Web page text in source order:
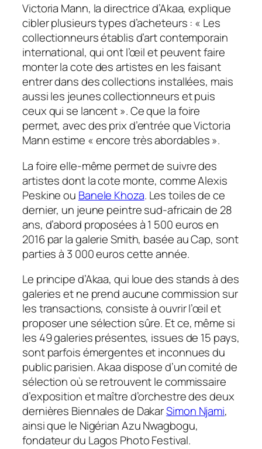
Victoria Mann, la directrice d’Akaa, explique
cibler plusieurs types d’acheteurs : « Les
collectionneurs établis d’art contemporain
international, qui ont l’œil et peuvent faire
monter la cote des artistes en les faisant
entrer dans des collections installées, mais
aussi les jeunes collectionneurs et puis
ceux qui se lancent». Ce que la foire
permet, avec des prix d’entrée que Victoria
Mann estime «encore très abordables».
La foire elle-même permet de suivre des
artistes dont la cote monte, comme Alexis
Peskine ou Banele Khoza. Les toiles de ce
dernier, un jeune peintre sud-africain de 28
ans, d’abord proposées à 1 500 euros en
2016 par la galerie Smith, basée au Cap, sont
parties à 3 000 euros cette année.
Le principe d’Akaa, qui loue des stands à des
galeries et ne prend aucune commission sur
les transactions, consiste à ouvrir l’œil et
proposer une sélection sûre. Et ce, même si
les 49 galeries présentes, issues de 15 pays,
sont parfois émergentes et inconnues du
public parisien. Akaa dispose d’un comité de
sélection où se retrouvent le commissaire
d’exposition et maître d’orchestre des deux
dernières Biennales de DakarSimon Njami,
ainsi que le Nigérian Azu Nwagbogu,
fondateur du Lagos Photo Festival.